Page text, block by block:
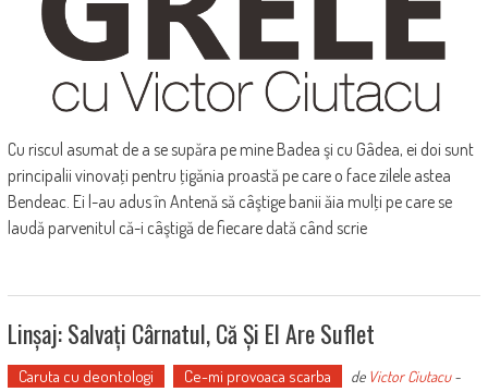
Cu riscul asumat de a se supăra pe mine Badea şi cu Gâdea, ei doi sunt
principalii vinovaţi pentru ţigănia proastă pe care o face zilele astea
Bendeac. Ei l-au adus în Antenă să câştige banii ăia mulţi pe care se
laudă parvenitul că-i câştigă de fiecare dată când scrie
Linșaj: Salvați Cârnatul, Că Și El Are Suflet
Caruta cu deontologi Ce-mi provoaca scarba de Victor Ciutacu-